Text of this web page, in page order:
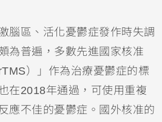
腦區、活化憂鬱症發作時失調
為普遍，多數先進國家核准
）」作為治療憂鬱症的標
在2018年通過，可使用重複
應不佳的憂鬱症。國外核准的